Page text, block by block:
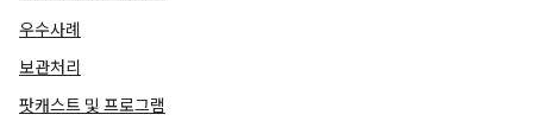
우수사례
보관처리
팟캐스트 및 프로그램